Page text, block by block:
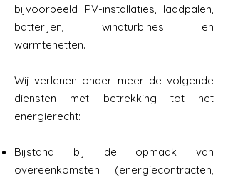
bijvoorbeeld PV-installaties, laadpalen,
batterijen, windturbines en
warmtenetten.
Wij verlenen onder meer de volgende
diensten met betrekking tot het
energierecht:
Bijstand bij de opmaak van
overeenkomsten (energiecontracten,